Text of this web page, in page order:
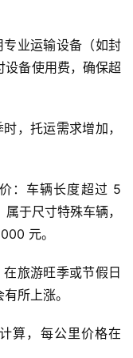
业运输设备（如封
设备使用费，确保超
，托运需求增加，
：车辆长度超过 5
于尺寸特殊车辆，
元。
旅游旺季或节假日
所上涨。
算，每公里价格在